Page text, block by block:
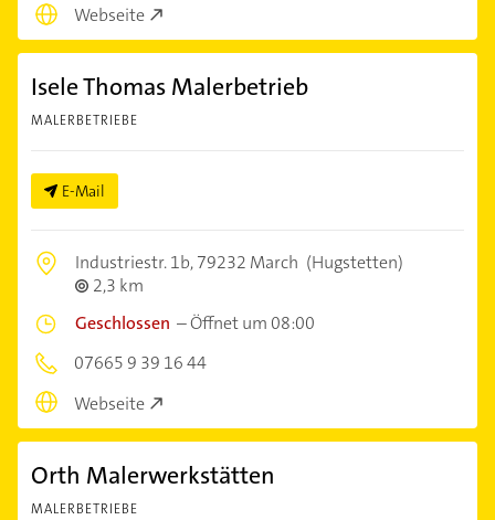
Webseite
Isele Thomas Malerbetrieb
MALERBETRIEBE
E-Mail
Industriestr. 1b,79232 March (Hugstetten)
2,3 km
Geschlossen –Öffnet um 08:00
07665 9 39 16 44
Webseite
Orth Malerwerkstätten
MALERBETRIEBE